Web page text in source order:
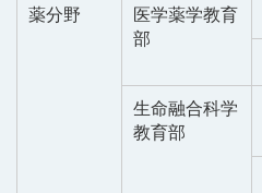
薬分野
医学薬学教育
部
生命融合科学
教育部